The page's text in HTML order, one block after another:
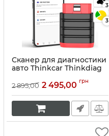
3
3
Сканер для диагностики
авто Thinkcar Thinkdiag
Артикул: 10137
2 895,00 2 495,00 грн